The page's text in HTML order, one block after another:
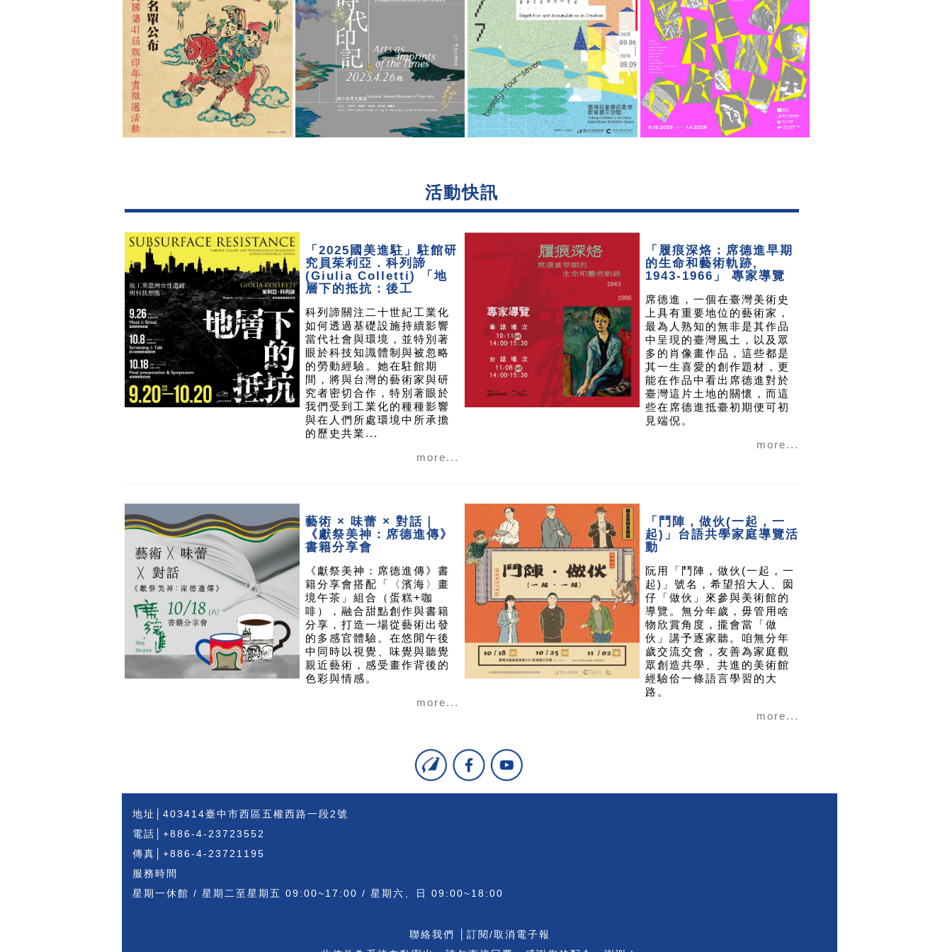
活動快訊
「2025國美進駐」駐館研
究員茱利亞．科列諦
(Giulia Colletti) 「地
層下的抵抗：後工
科列諦關注二十世紀工業化
如何透過基礎設施持續影響
當代社會與環境，並特別著
眼於科技知識體制與被忽略
的勞動經驗。她在駐館期
間，將與台灣的藝術家與研
究者密切合作，特別著眼於
我們受到工業化的種種影響
與在人們所處環境中所承擔
的歷史共業...
more...
「履痕深烙：席德進早期
的生命和藝術軌跡,
1943-1966」 專家導覽
席德進，一個在臺灣美術史
上具有重要地位的藝術家，
最為人熟知的無非是其作品
中呈現的臺灣風土，以及眾
多的肖像畫作品，這些都是
其一生喜愛的創作題材，更
能在作品中看出席德進對於
臺灣這片土地的關懷，而這
些在席德進抵臺初期便可初
見端倪。
more...
藝術 × 味蕾 × 對話｜
《獻祭美神：席德進傳》
書籍分享會
《獻祭美神：席德進傳》書
籍分享會搭配「〈濱海〉畫
境午茶」組合（蛋糕+咖
啡），融合甜點創作與書籍
分享，打造一場從藝術出發
的多感官體驗。在悠閒午後
中同時以視覺、味覺與聽覺
親近藝術，感受畫作背後的
色彩與情感。
more...
「鬥陣，做伙(一起，一
起)」台語共學家庭導覽活
動
阮用「鬥陣，做伙(一起，一
起)」號名，希望招大人、囡
仔「做伙」來參與美術館的
導覽。無分年歲，毋管用啥
物欣賞角度，攏會當「做
伙」講予逐家聽。咱無分年
歲交流交會，友善為家庭觀
眾創造共學、共進的美術館
經驗佮一條語言學習的大
路。
more...
地址│403414臺中市西區五權西路一段2號
電話│+886-4-23723552
傳真│+886-4-23721195
服務時間
星期一休館 / 星期二至星期五 09:00~17:00 / 星期六、日 09:00~18:00
聯絡我們
訂閱/取消電子報